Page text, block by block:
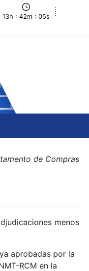
13h : 42m : 06s
de Compras
menos
ya aprobadas por la
RCM en la